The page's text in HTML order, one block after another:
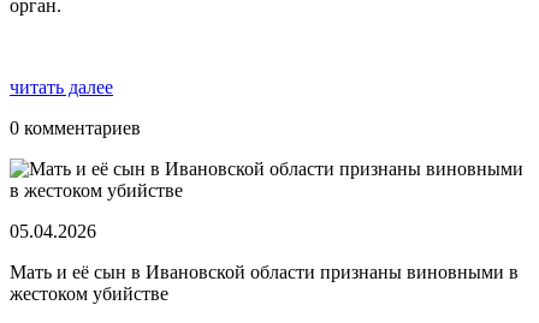
орган.
читать далее
0 комментариев
05.04.2026
Мать и её сын в Ивановской области признаны виновными в
жестоком убийстве